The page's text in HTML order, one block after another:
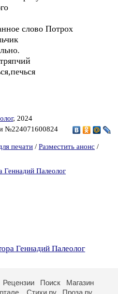
слово Потрох
, 2024
№224071600824
печати / Разместить анонс /
Геннадий Палеолог
Геннадий Палеолог
Рецензии Поиск
Магазин
Стихи.ру Проза.ру